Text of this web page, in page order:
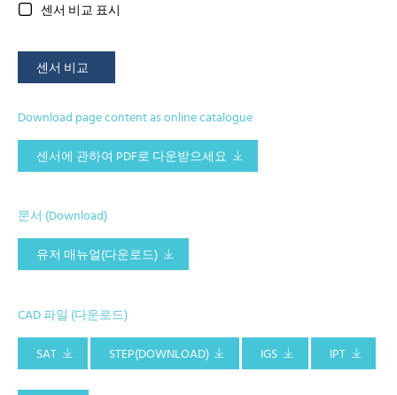
센서 비교 표시
센서 비교
Download page content as online catalogue
센서에 관하여 PDF로 다운받으세요
문서 (Download)
유저 매뉴얼(다운로드)
CAD 파일 (다운로드)
SAT
STEP(DOWNLOAD) IGS IPT